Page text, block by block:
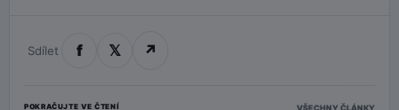
Sdílet f 𝕏 ↗
POKRAČUJTE VE ČTENÍ VŠECHNY ČLÁNKY